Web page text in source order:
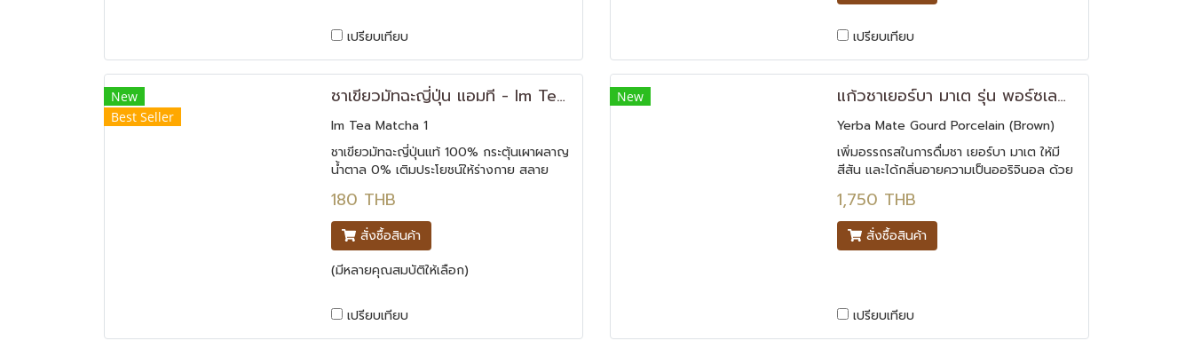
เปรียบเทียบ เปรียบเทียบ
New
Best Seller
ชาเขียวมัทฉะญี่ปุ่น แอมที - Im Tea Matcha
Im Tea Matcha 1
ชาเขียวมัทฉะญี่ปุ่นแท้ 100% กระตุ้นเผาผลาญ
น้ำตาล 0% เติมประโยชน์ให้ร่างกาย สลาย
ดื่มทุกวัน ลดล้าง ลีนไขมันดีมาก
180 THB
สั่งซื้อสินค้า
(มีหลายคุณสมบัติให้เลือก)
เปรียบเทียบ
New แก้วชาเยอร์บา มาเต รุ่น พอร์ซเลน สีน้ำตาล Yerba Mate Gourd - Porcelain
Yerba Mate Gourd Porcelain (Brown)
เพิ่มอรรถรสในการดื่มชา เยอร์บา มาเต ให้มี
สีสัน และได้กลิ่นอายความเป็นออริจินอล ด้วย
1,750 THB
สั่งซื้อสินค้า
เปรียบเทียบ